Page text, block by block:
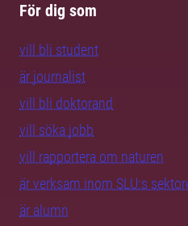
För dig som
vill bli student
är journalist
vill bli doktorand
vill söka jobb
vill rapportera om naturen
är verksam inom SLU:s
är alumn